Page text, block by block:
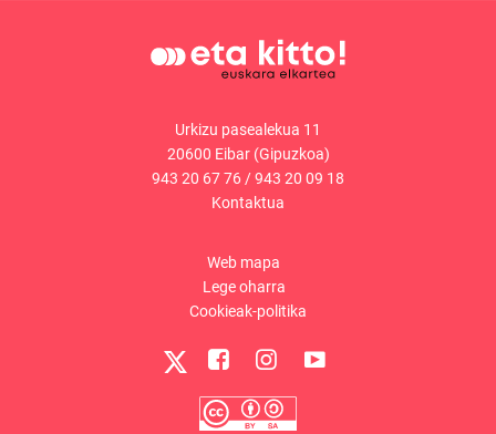
Urkizu pasealekua 11
20600 Eibar (Gipuzkoa)
943 20 67 76/943 20 09 18
Kontaktua
Web mapa
Lege oharra
Cookieak-politika